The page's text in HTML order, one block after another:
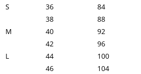
S
36 84
38
88
M
40 92
42
96
L
44 100
46
104